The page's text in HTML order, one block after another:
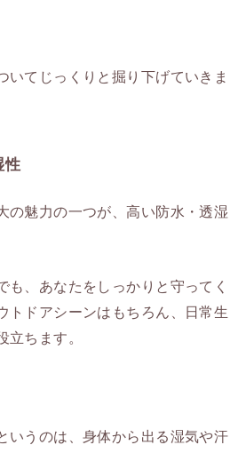
いてじっくりと掘り下げていきま
性
の魅力の一つが、高い防水・透湿
も、あなたをしっかりと守ってく
トドアシーンはもちろん、日常生
立ちます。
いうのは、身体から出る湿気や汗